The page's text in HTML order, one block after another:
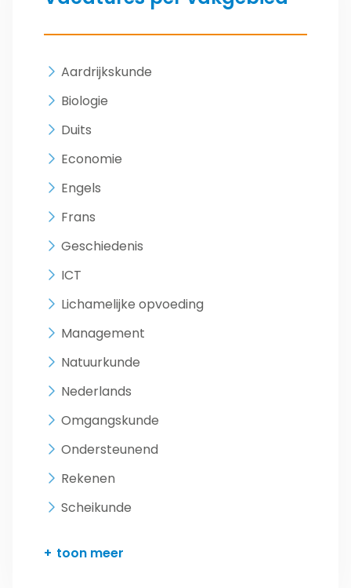
Aardrijkskunde
Biologie
Duits
Economie
Engels
Frans
Geschiedenis
ICT
Lichamelijke opvoeding
Management
Natuurkunde
Nederlands
Omgangskunde
Ondersteunend
Rekenen
Scheikunde
toon meer